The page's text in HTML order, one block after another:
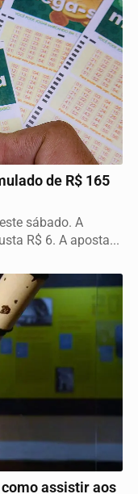
de R$ 165
sábado. A
R$ 6. A aposta...
assistir aos